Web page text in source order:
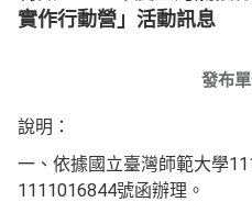
實作行動營」活動訊息
發布單
說明：
一、依據國立臺灣師範大學
1111016844號函辦理。